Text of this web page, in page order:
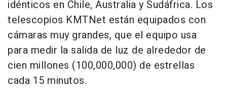
idénticos en Chile, Australia y Sudáfrica. Los
telescopios KMTNet están equipados con
cámaras muy grandes, que el equipo usa
para medir la salida de luz de alrededor de
cien millones (100,000,000) de estrellas
cada 15 minutos.